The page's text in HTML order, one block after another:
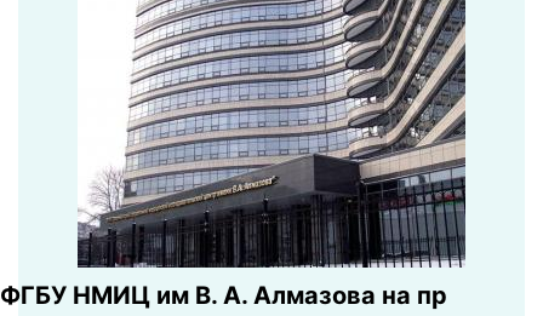
ФГБУ НМИЦ им В. А. Алмазова на пр